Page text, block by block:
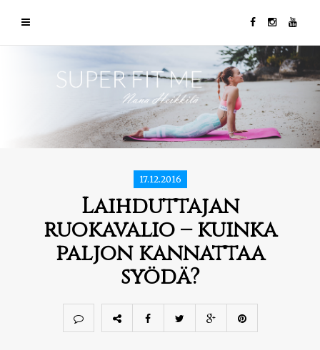
17.12.2016
Laihduttajan
ruokavalio – kuinka
paljon kannattaa
syödä?